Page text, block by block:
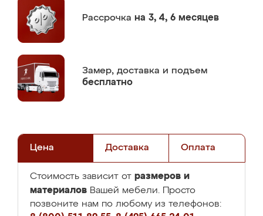
Рассрочка на 3, 4, 6 месяцев
Замер, доставка и подъем
бесплатно
Цена Доставка Оплата
Стоимость зависит от размеров и
материалов Вашей мебели. Просто
позвоните нам по любому из телефонов: